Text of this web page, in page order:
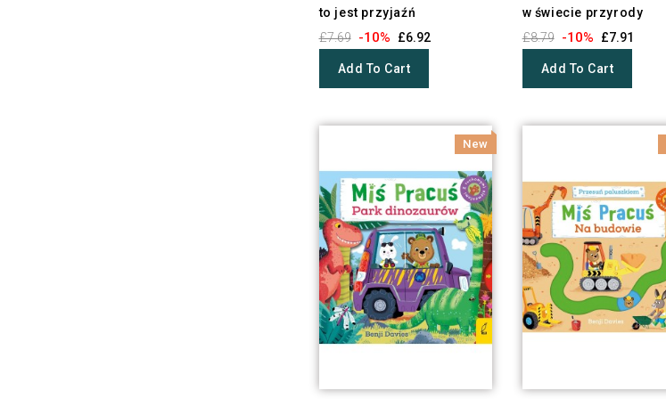
to jest przyjaźń
£7.69 -10% £6.92
Add To Cart
w świecie przyrody
£8.79 -10% £7.91
Add To Cart
New